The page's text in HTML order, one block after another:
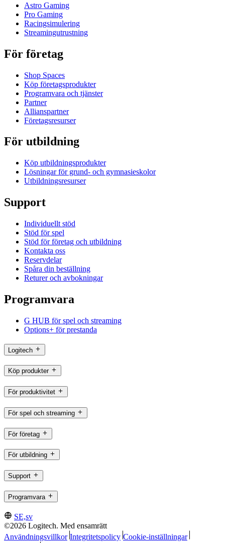
Astro Gaming
Pro Gaming
Racingsimulering
Streamingutrustning
För företag
Shop Spaces
Köp företagsprodukter
Programvara och tjänster
Partner
Allianspartner
Företagsresurser
För utbildning
Köp utbildningsprodukter
Lösningar för grund- och gymnasieskolor
Utbildningsresurser
Support
Individuellt stöd
Stöd för spel
Stöd för företag och utbildning
Kontakta oss
Reservdelar
Spåra din beställning
Returer och avbokningar
Programvara
G HUB för spel och streaming
Options+ för prestanda
Logitech
Köp produkter
För produktivitet
För spel och streaming
För företag
För utbildning
Support
Programvara
SE,sv
©2026 Logitech. Med ensamrätt
Användningsvillkor Integritetspolicy Cookie-inställningar